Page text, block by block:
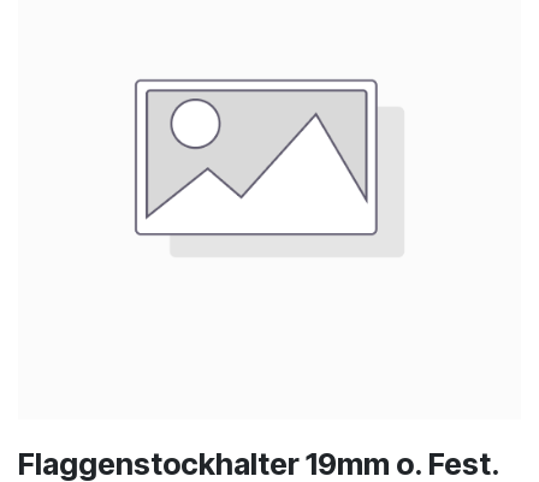
Flaggenstockhalter 19mm o. Fest.